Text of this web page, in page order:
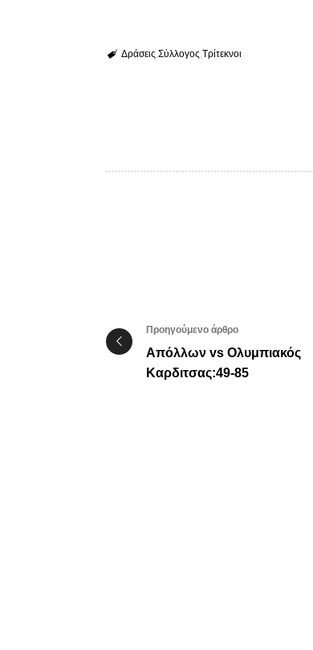
Δράσεις Σύλλογος Τρίτεκνοι
Προηγούμενο άρθρο
Απόλλων vs Oλυμπιακός
Καρδιτσας:49-85